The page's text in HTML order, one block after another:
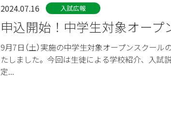
2024.07.16 入試広報
申込開始！中学生対象オープ
9月7日（土）実施の中学生対象オープンスクー
たしました。今回は生徒による学校紹介、入試
定...